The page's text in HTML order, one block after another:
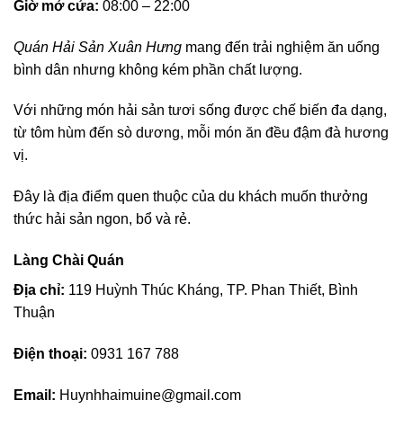
Giờ mở cửa: 08:00 – 22:00
Quán Hải Sản Xuân Hưng mang đến trải nghiệm ăn uống
bình dân nhưng không kém phần chất lượng.
Với những món hải sản tươi sống được chế biến đa dạng,
từ tôm hùm đến sò dương, mỗi món ăn đều đậm đà hương
vị.
Đây là địa điểm quen thuộc của du khách muốn thưởng
thức hải sản ngon, bổ và rẻ.
Làng Chài Quán
Địa chỉ: 119 Huỳnh Thúc Kháng, TP. Phan Thiết, Bình
Thuận
Điện thoại: 0931 167 788
Email: Huynhhaimuine@gmail.com